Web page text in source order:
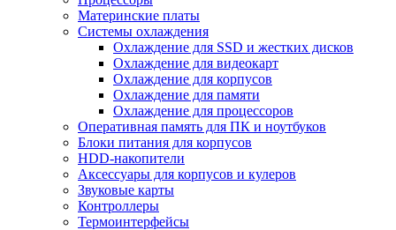
Материнские платы
Системы охлаждения
Охлаждение для SSD и жестких дисков
Охлаждение для видеокарт
Охлаждение для корпусов
Охлаждение для памяти
Охлаждение для процессоров
Оперативная память для ПК и ноутбуков
Блоки питания для корпусов
HDD-накопители
Аксессуары для корпусов и кулеров
Звуковые карты
Контроллеры
Термоинтерфейсы